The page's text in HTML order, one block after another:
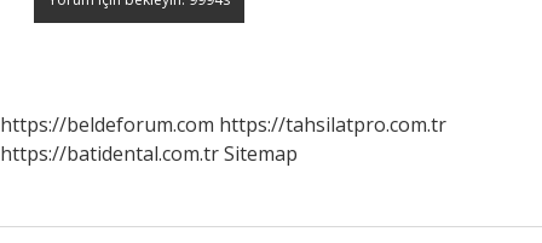
https://beldeforum.com https://tahsilatpro.com.tr
https://batidental.com.trSitemap